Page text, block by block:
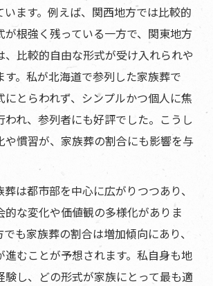
ます。例えば、関西地方では比較的
が根強く残っている一方で、関東地方
、比較的自由な形式が受け入れられや
す。私が北海道で参列した家族葬で
にとらわれず、シンプルかつ個人に焦
われ、参列者にも好評でした。こうし
や慣習が、家族葬の割合にも影響を与
は都市部を中心に広がりつつあり、
的な変化や価値観の多様化がありま
も家族葬の割合は増加傾向にあり、
進むことが予想されます。私自身も地
験し、どの形式が家族にとって最も適